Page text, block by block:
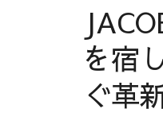
を宿
ぐ革